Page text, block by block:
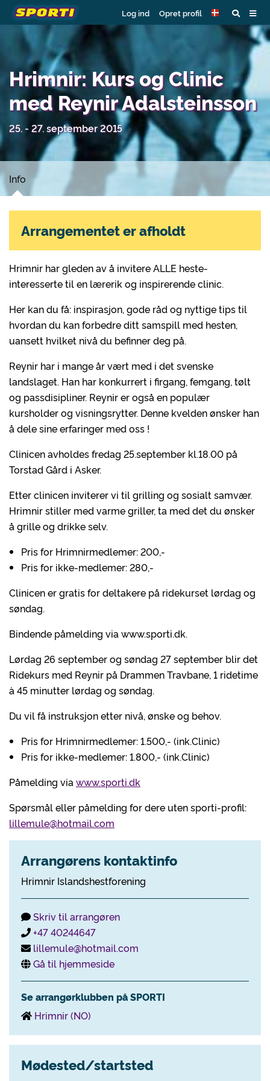
Log ind Opret profil
Hrimnir: Kurs og Clinic
med Reynir Adalsteinsson
25. - 27. september 2015
Info
Hrimnir har gleden av å invitere ALLE heste-
interesserte til en lærerik og inspirerende clinic.
Her kan du få: inspirasjon, gode råd og nyttige tips til
hvordan du kan forbedre ditt samspill med hesten,
uansett hvilket nivå du befinner deg på.
Reynir har i mange år vært med i det svenske
landslaget. Han har konkurrert i firgang, femgang, tølt
og passdisipliner. Reynir er også en populær
kursholder og visningsrytter. Denne kvelden ønsker han
å dele sine erfaringer med oss !
Clinicen avholdes fredag 25.september kl.18.00 på
Torstad Gård i Asker.
Etter clinicen inviterer vi til grilling og sosialt samvær.
Hrimnir stiller med varme griller, ta med det du ønsker
å grille og drikke selv.
Pris for Hrimnirmedlemer: 200,-
Pris for ikke-medlemer: 280,-
Clinicen er gratis for deltakere på ridekurset lørdag og
søndag.
Bindende påmelding via www.sporti.dk.
Lørdag 26 september og søndag 27 september blir det
Ridekurs med Reynir på Drammen Travbane, 1 ridetime
à 45 minutter lørdag og søndag.
Du vil få instruksjon etter nivå, ønske og behov.
Pris for Hrimnirmedlemer: 1.500,- (ink.Clinic)
Pris for ikke-medlemer: 1.800,- (ink.Clinic)
Påmelding via www.sporti.dk
Spørsmål eller påmelding for dere uten sporti-profil:
lillemule@hotmail.com
Arrangørens kontaktinfo
Hrimnir Islandshestforening
Skriv til arrangøren
+47 40244647
lillemule@hotmail.com
Gå til hjemmeside
Se arrangørklubben på SPORTI
Hrimnir (NO)
Mødested/startsted
Arrangementet er afholdt